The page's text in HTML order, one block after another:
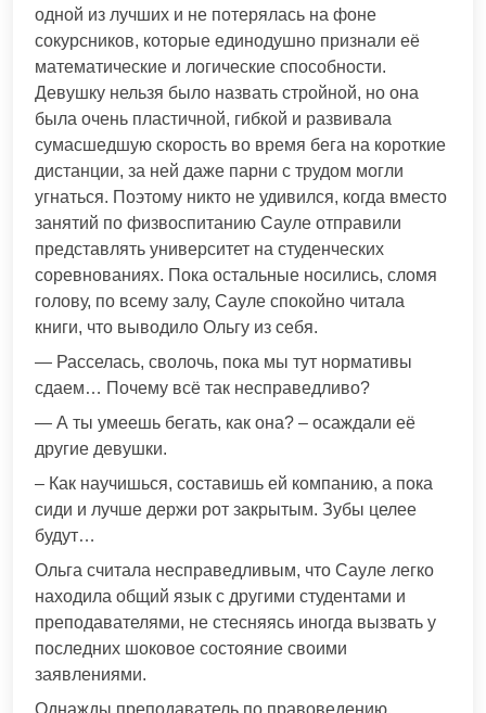
одной из лучших и не потерялась на фоне
сокурсников, которые единодушно признали её
математические и логические способности.
Девушку нельзя было назвать стройной, но она
была очень пластичной, гибкой и развивала
сумасшедшую скорость во время бега на короткие
дистанции, за ней даже парни с трудом могли
угнаться. Поэтому никто не удивился, когда вместо
занятий по физвоспитанию Сауле отправили
представлять университет на студенческих
соревнованиях. Пока остальные носились, сломя
голову, по всему залу, Сауле спокойно читала
книги, что выводило Ольгу из себя.
— Расселась, сволочь, пока мы тут нормативы
сдаем… Почему всё так несправедливо?
— А ты умеешь бегать, как она? – осаждали её
другие девушки.
– Как научишься, составишь ей компанию, а пока
сиди и лучше держи рот закрытым. Зубы целее
будут…
Ольга считала несправедливым, что Сауле легко
находила общий язык с другими студентами и
преподавателями, не стесняясь иногда вызвать у
последних шоковое состояние своими
заявлениями.